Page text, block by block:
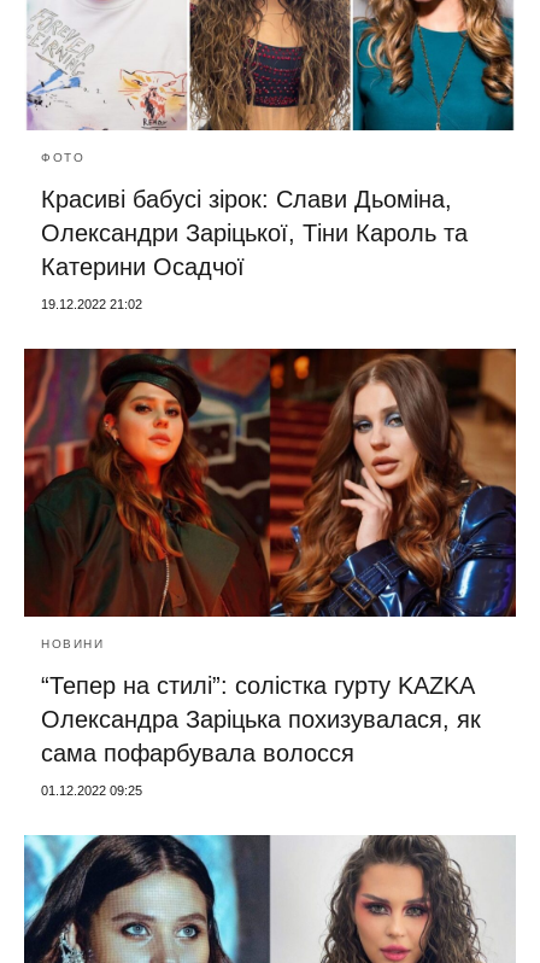
ФОТО
Красиві бабусі зірок: Слави Дьоміна,
Олександри Заріцької, Тіни Кароль та
Катерини Осадчої
19.12.2022 21:02
НОВИНИ
“Тепер на стилі”: солістка гурту KAZKA
Олександра Заріцька похизувалася, як
сама пофарбувала волосся
01.12.2022 09:25